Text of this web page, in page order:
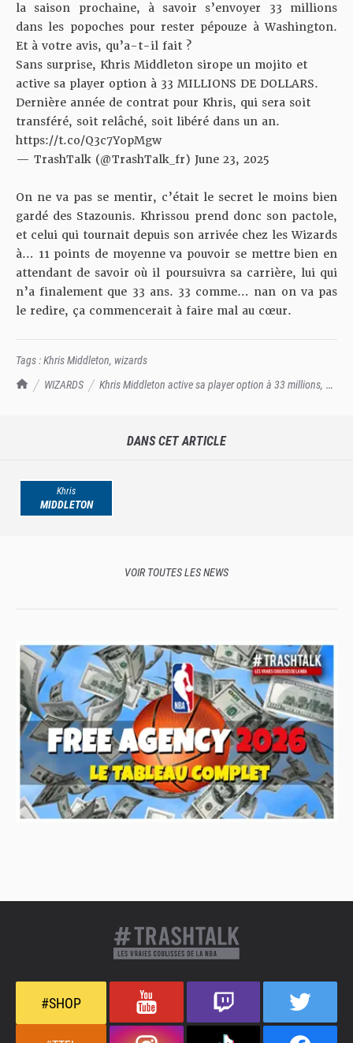
TrashTalk Actu NBA
WIZARDS
Khris Middleton active sa player option à 33 millions, oh
la saison prochaine, à savoir s’envoyer 33 millions
dans les popoches pour rester pépouze à Washington.
Et à votre avis, qu’a-t-il fait ?
Sans surprise, Khris Middleton sirope un mojito et
active sa player option à 33 MILLIONS DE DOLLARS.
Dernière année de contrat pour Khris, qui sera soit
transféré, soit relâché, soit libéré dans un an.
https://t.co/Q3c7YopMgw
— TrashTalk (@TrashTalk_fr) June 23, 2025
On ne va pas se mentir, c’était le secret le moins bien
gardé des Stazounis. Khrissou prend donc son pactole,
et celui qui tournait depuis son arrivée chez les Wizards
à… 11 points de moyenne va pouvoir se mettre bien en
attendant de savoir où il poursuivra sa carrière, lui qui
n’a finalement que 33 ans. 33 comme… nan on va pas
le redire, ça commencerait à faire mal au cœur.
Tags :Khris Middleton, wizards
DANS CET ARTICLE
Khris
MIDDLETON
VOIR TOUTES LES NEWS
#SHOP